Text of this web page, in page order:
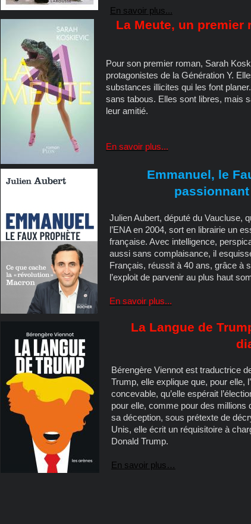
En savoir plus...
La Meute, un premier
Pour son premier roman, Sarah
protagonistes de la Génération Y.
substances illicites qui les font
sans tabous. Elles sont libres, mais
leur amitié.
En savoir plus...
Emmanuel, le
Julien Aubert, député du Vaucluse,
l’ENA en 2004, sort en librairie un
française. Avec intelligence,
aussi sans complaisance, il
Français, réussit à 40 ans, grâce à
l’exploit de parvenir au plus haut
En savoir plus...
La Langue de
Bérengère Viennot est traductrice
Trump, elle explique que, pour elle,
concevable, qu’elle espérait
pour elle, comme pour des millions
sa déception, sous prétexte de
Unis, elle écrit un réquisitoire à
Donald Trump.
En savoir plus…